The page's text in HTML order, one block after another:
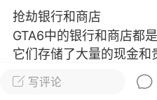
发货的商品在那里查看卡密
：下单以后在右边消息栏
像 — 我的订单 — 待评价
看卡密详情问：我...
写评论
抢劫银行和商店
GTA6中的银行和商店都
它们存储了大量的现金
劫银行或商店，通过威
游戏货币和其他奖励。